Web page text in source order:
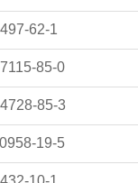
62-1
85-0
85-3
19-5